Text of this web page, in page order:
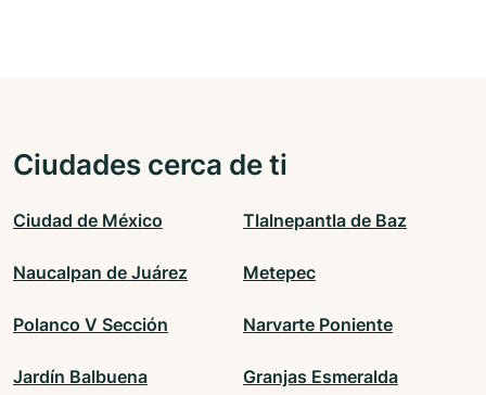
Ciudades cerca de ti
Ciudad de México Tlalnepantla de Baz
Naucalpan de Juárez Metepec
Polanco V Sección Narvarte Poniente
Jardín Balbuena Granjas Esmeralda